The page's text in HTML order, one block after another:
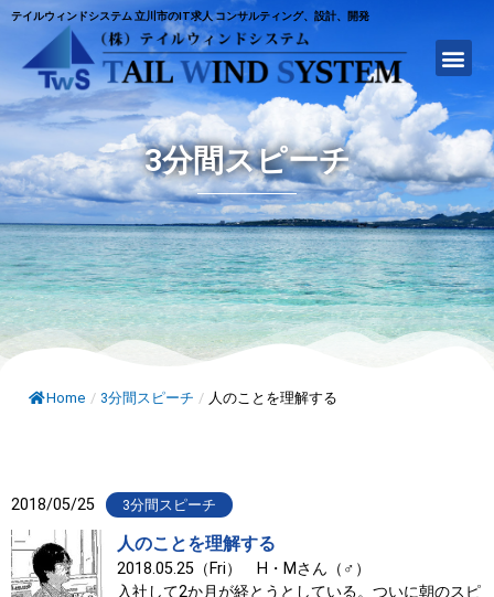
テイルウィンドシステム 立川市のIT求人 コンサルティング、設計、開発
3分間スピーチ
Home / 3分間スピーチ / 人のことを理解する
2018/05/25 3分間スピーチ
人のことを理解する
2018.05.25（Fri） H・Mさん（♂）
入社して2か月が経とうとしている。ついに朝のスピ